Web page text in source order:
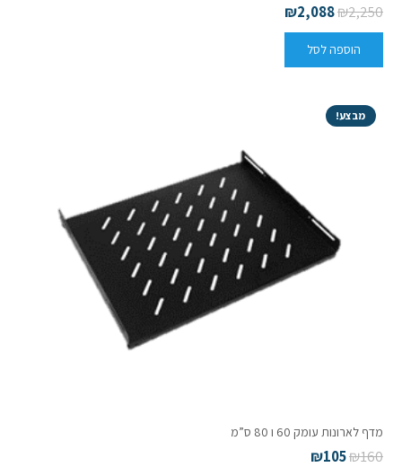
₪2,250
₪2,088
הוספה לסל
מבצע!
מדף לארונות עומק 60 ו 80 ס”מ
₪160
₪105